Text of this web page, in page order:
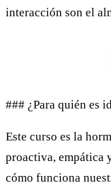
interacción son el
### ¿Para quién es
Este curso es la
proactiva, empática
cómo funciona